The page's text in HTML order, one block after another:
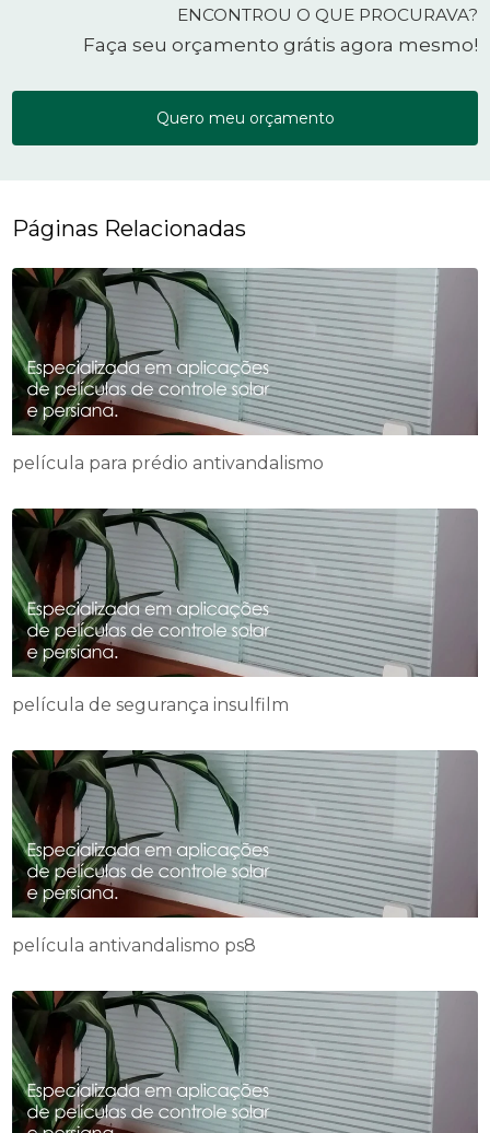
ENCONTROU O QUE PROCURAVA?
Faça seu orçamento grátis agora mesmo!
Quero meu orçamento
Páginas Relacionadas
película para prédio antivandalismo
película de segurança insulfilm
película antivandalismo ps8